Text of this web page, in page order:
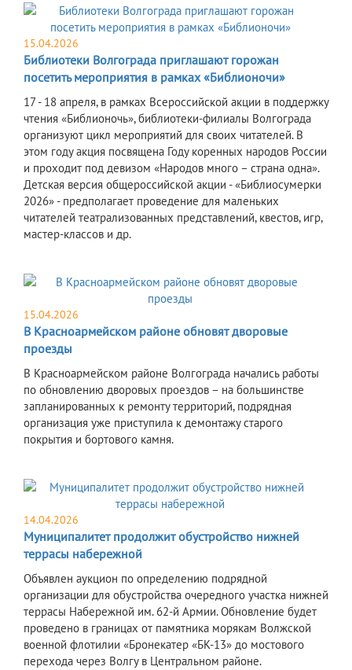
15.04.2026
Библиотеки Волгограда приглашают горожан
посетить мероприятия в рамках «Библионочи»
17 - 18 апреля, в рамках Всероссийской акции в поддержку
чтения «Библионочь», библиотеки-филиалы Волгограда
организуют цикл мероприятий для своих читателей. В
этом году акция посвящена Году коренных народов России
и проходит под девизом «Народов много – страна одна».
Детская версия общероссийской акции - «Библиосумерки
2026» - предполагает проведение для маленьких
читателей театрализованных представлений, квестов, игр,
мастер-классов и др.
15.04.2026
В Красноармейском районе обновят дворовые
проезды
В Красноармейском районе Волгограда начались работы
по обновлению дворовых проездов – на большинстве
запланированных к ремонту территорий, подрядная
организация уже приступила к демонтажу старого
покрытия и бортового камня.
14.04.2026
Муниципалитет продолжит обустройство нижней
террасы набережной
Объявлен аукцион по определению подрядной
организации для обустройства очередного участка нижней
террасы Набережной им. 62-й Армии. Обновление будет
проведено в границах от памятника морякам Волжской
военной флотилии «Бронекатер «БК-13» до мостового
перехода через Волгу в Центральном районе.